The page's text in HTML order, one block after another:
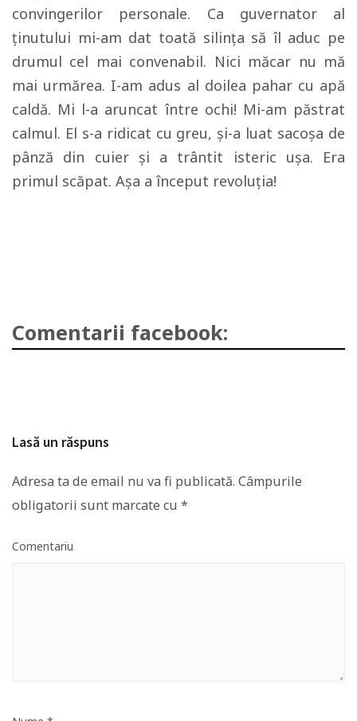
convingerilor personale. Ca guvernator al
ținutului mi-am dat toată silința să îl aduc pe
drumul cel mai convenabil. Nici măcar nu mă
mai urmărea. I-am adus al doilea pahar cu apă
caldă. Mi l-a aruncat între ochi! Mi-am păstrat
calmul. El s-a ridicat cu greu, și-a luat sacoșa de
pânză din cuier și a trântit isteric ușa. Era
primul scăpat. Așa a început revoluția!
Comentarii facebook:
Lasă un răspuns
Adresa ta de email nu va fi publicată. Câmpurile
obligatorii sunt marcate cu *
Comentariu